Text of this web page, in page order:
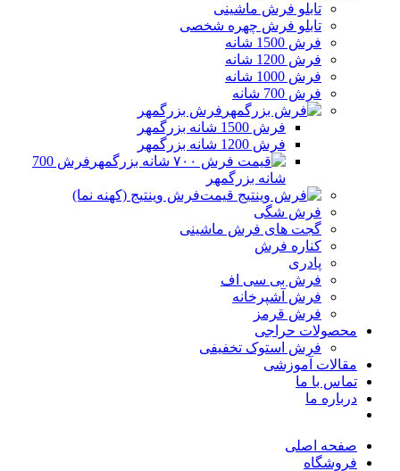
تابلو فرش ماشینی
تابلو فرش چهره شخصی
فرش 1500 شانه
فرش 1200 شانه
فرش 1000 شانه
فرش 700 شانه
فرش بزرگمهر
فرش 1500 شانه بزرگمهر
فرش 1200 شانه بزرگمهر
فرش 700
شانه بزرگمهر
فرش وینتیج (کهنه نما)
فرش شگی
گجت های فرش ماشینی
کناره فرش
پادری
فرش بی سی اف
فرش آشپرخانه
فرش قرمز
محصولات حراجی
فرش استوک تخفیفی
مقالات آموزشی
تماس با ما
درباره ما
صفحه اصلی
فروشگاه